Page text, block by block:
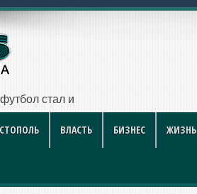
стал индустрией развлечений
ВЛАСТЬ БИЗНЕС ЖИЗНЬ